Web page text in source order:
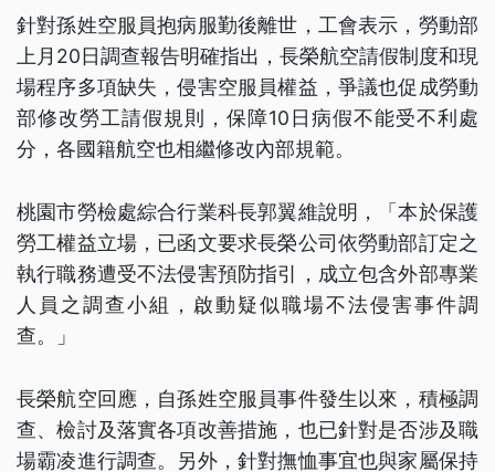
針對孫姓空服員抱病服勤後離世，工會表示，勞動部
上月20日調查報告明確指出，長榮航空請假制度和現
場程序多項缺失，侵害空服員權益，爭議也促成勞動
部修改勞工請假規則，保障10日病假不能受不利處
分，各國籍航空也相繼修改內部規範。
桃園市勞檢處綜合行業科長郭翼維說明，「本於保護
勞工權益立場，已函文要求長榮公司依勞動部訂定之
執行職務遭受不法侵害預防指引，成立包含外部專業
人員之調查小組，啟動疑似職場不法侵害事件調
查。」
長榮航空回應，自孫姓空服員事件發生以來，積極調
查、檢討及落實各項改善措施，也已針對是否涉及職
場霸凌進行調查。另外，針對撫恤事宜也與家屬保持